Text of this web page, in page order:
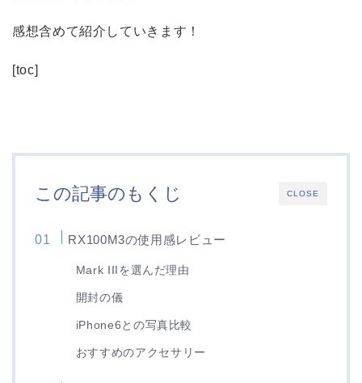
感想含めて紹介していきます！
[toc]
CLOSE
この記事のもくじ
RX100M3の使用感レビュー
Mark IIIを選んだ理由
開封の儀
iPhone6との写真比較
おすすめのアクセサリー